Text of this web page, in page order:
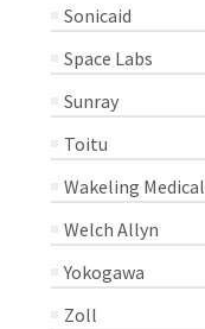
Sonicaid
Space Labs
Sunray
Toitu
Wakeling Medical
Welch Allyn
Yokogawa
Zoll